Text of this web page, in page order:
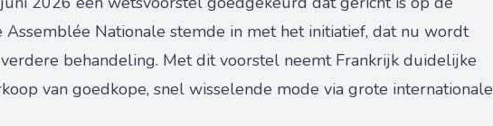
Assemblée Nationale stemde in met het initiatief, dat nu wordt
behandeling. Met dit voorstel neemt Frankrijk duidelijke
van goedkope, snel wisselende mode via grote internationale